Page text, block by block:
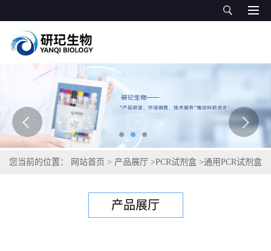
您当前的位置： 网站首页 > 产品展厅 >PCR试剂盒 >通用PCR试剂盒
产品展厅